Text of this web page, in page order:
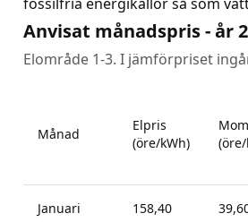
Anvisat månadspris - år
Elområde 1-3. I jämförpriset
Månad
Elpris
(öre/kWh)
Januari 158,40